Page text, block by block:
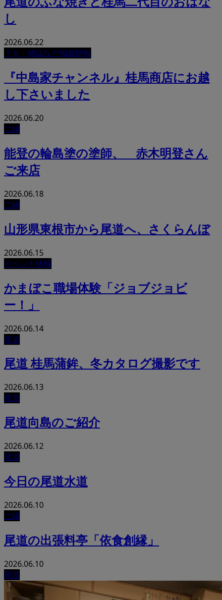
し
2026.06.22
ＴＶ・雑誌など掲載情報
『中島家チャンネル』桂馬商店にお越
し下さいました
2026.06.20
ご縁
能登の輪島塗の塗師、 赤木明登さん
ご来店
2026.06.18
ご縁
山形県東根市から尾道へ、さくらんぼ
2026.06.15
イベント情報
かまぼこ職場体験「ジョブジョビ
ー！」
2026.06.14
尾道
尾道 桂馬蒲鉾、冬カタログ撮影です
2026.06.13
尾道
尾道向島のご紹介
2026.06.12
尾道
今日の尾道水道
2026.06.10
ご縁
尾道の出張料亭「依食創縁」
2026.06.10
尾道